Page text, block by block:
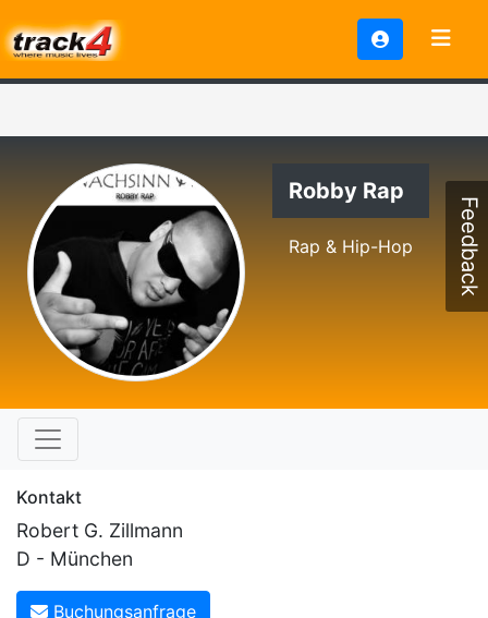
Robby Rap
Rap & Hip-Hop
Kontakt
Robert G. Zillmann
D - München
Buchungsanfrage
Feedback